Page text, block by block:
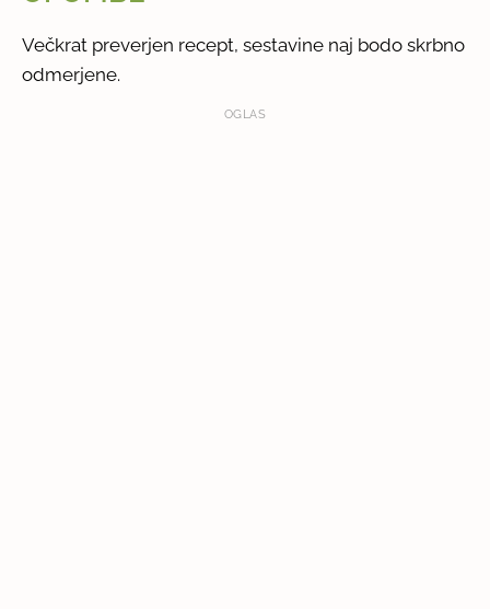
Večkrat preverjen recept, sestavine naj bodo skrbno
odmerjene.
OGLAS